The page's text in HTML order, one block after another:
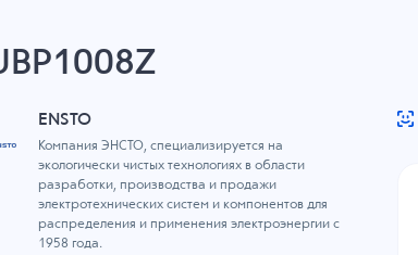
ENSTO
Компания ЭНСТО, специализируется на
экологически чистых технологиях в области
разработки, производства и продажи
электротехнических систем и компонентов для
распределения и применения электроэнергии с
1958 года.